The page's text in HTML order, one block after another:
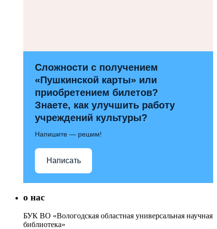
Сложности с получением
«Пушкинской карты» или
приобретением билетов?
Знаете, как улучшить работу
учреждений культуры?
Напишите — решим!
Написать
о нас
БУК ВО «Вологодская областная универсальная научная
библиотека»